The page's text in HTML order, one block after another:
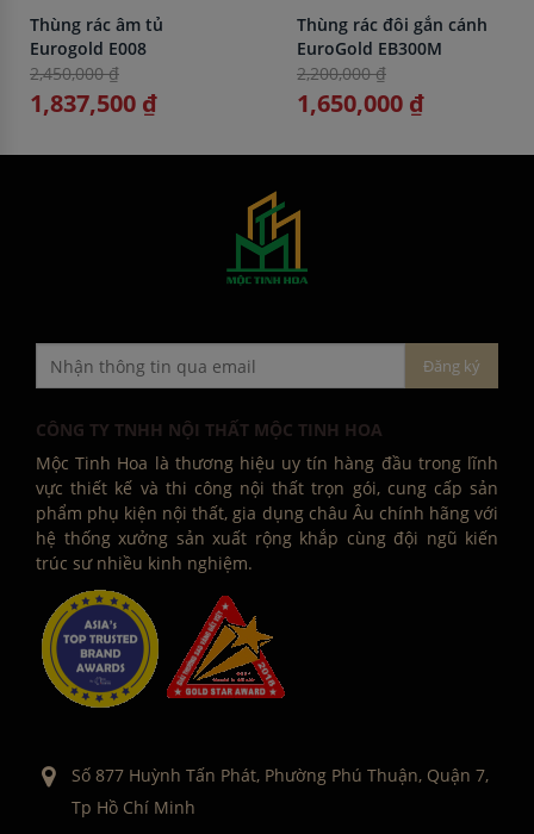
Thùng rác âm tủ
Eurogold E008
2,450,000 ₫
1,837,500 ₫
Thùng rác đôi gắn cánh
EuroGold EB300M
2,200,000 ₫
1,650,000 ₫
CÔNG TY TNHH NỘI THẤT MỘC TINH HOA
Mộc Tinh Hoa là thương hiệu uy tín hàng đầu trong lĩnh
vực thiết kế và thi công nội thất trọn gói, cung cấp sản
phẩm phụ kiện nội thất, gia dụng châu Âu chính hãng với
hệ thống xưởng sản xuất rộng khắp cùng đội ngũ kiến
trúc sư nhiều kinh nghiệm.
Số 877 Huỳnh Tấn Phát, Phường Phú Thuận, Quận 7,
Tp Hồ Chí Minh